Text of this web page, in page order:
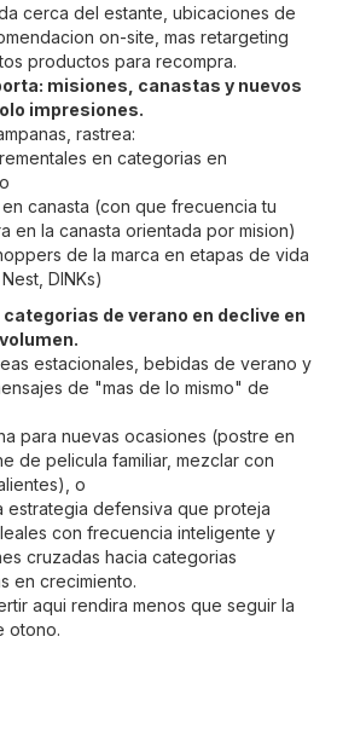
cerca del estante, ubicaciones de
on-site, mas retargeting
productos para recompra.
misiones, canastas y nuevos
impresiones.
rastrea:
en categorias en
canasta (con que frecuencia tu
en la canasta orientada por mision)
de la marca en etapas de vida
DINKs)
de verano en declive en
estacionales, bebidas de verano y
de "mas de lo mismo" de
para nuevas ocasiones (postre en
de pelicula familiar, mezclar con
o
estrategia defensiva que proteja
con frecuencia inteligente y
cruzadas hacia categorias
en crecimiento.
aqui rendira menos que seguir la
otono.